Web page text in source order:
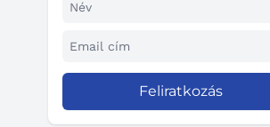
Feliratkozás